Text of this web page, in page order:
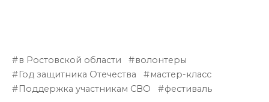
в Ростовской области
волонтеры
Год защитника Отечества
мастер-класс
Поддержка участникам СВО
фестиваль